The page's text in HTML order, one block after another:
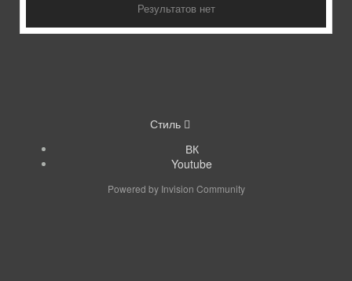
Результатов нет
Стиль
ВК
Youtube
Powered by Invision Community